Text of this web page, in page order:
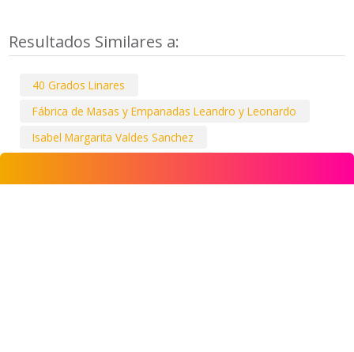
Resultados Similares a:
40 Grados Linares
Fábrica de Masas y Empanadas Leandro y Leonardo
Isabel Margarita Valdes Sanchez